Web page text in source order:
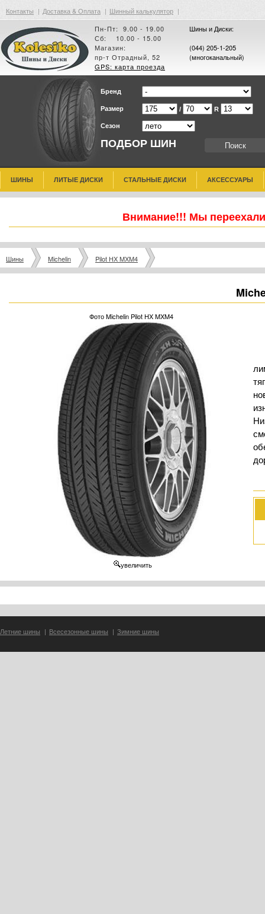
Контакты | Доставка & Оплата | Шинный калькулятор |
Пн-Пт: 9.00 - 19.00
Сб: 10.00 - 15.00
Магазин:
пр-т Отрадный, 52
GPS: карта проезда
Шины и Диски:
(044) 205-1-205
(многоканальный)
ПОДБОР ШИН
Бренд
Размер / R
Сезон
ШИНЫ ЛИТЫЕ ДИСКИ СТАЛЬНЫЕ ДИСКИ АКСЕССУАРЫ
Внимание!!! Мы
Шины Michelin Pilot HX MXM4
Фото Michelin Pilot HX MXM4
увеличить
Летние шины | Всесезонные шины | Зимние шины